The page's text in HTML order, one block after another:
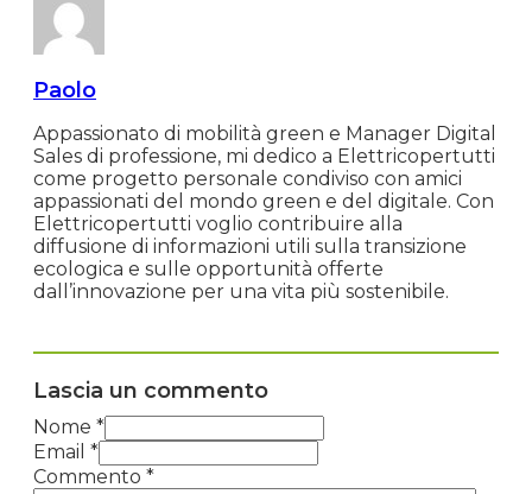
Paolo
Appassionato di mobilità green e Manager Digital
Sales di professione, mi dedico a Elettricopertutti
come progetto personale condiviso con amici
appassionati del mondo green e del digitale. Con
Elettricopertutti voglio contribuire alla
diffusione di informazioni utili sulla transizione
ecologica e sulle opportunità offerte
dall’innovazione per una vita più sostenibile.
Lascia un commento
Nome *
Email *
Commento *